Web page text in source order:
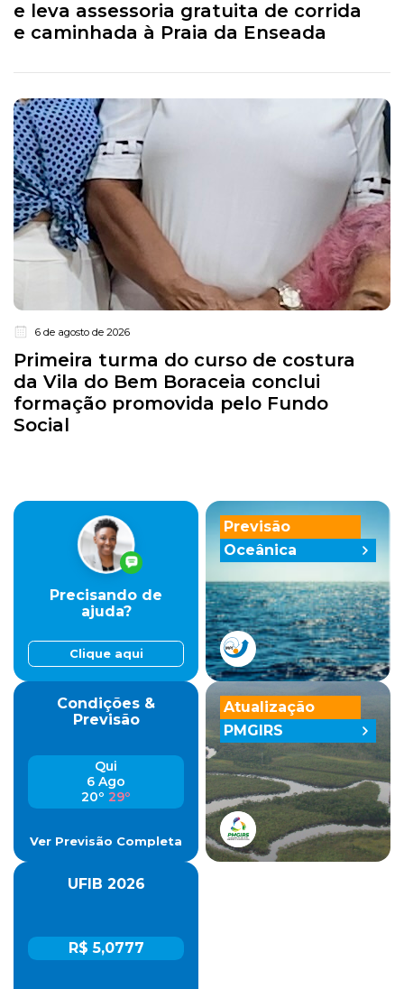
e leva assessoria gratuita de corrida
e caminhada à Praia da Enseada
6 de agosto de 2026
Primeira turma do curso de costura
da Vila do Bem Boraceia conclui
formação promovida pelo Fundo
Social
Previsão
Oceânica
Precisando de
ajuda?
Clique aqui
Condições &
Previsão
Qui
6 Ago
20º 29º
Ver Previsão Completa
UFIB 2026
R$ 5,0777
Atualização
PMGIRS